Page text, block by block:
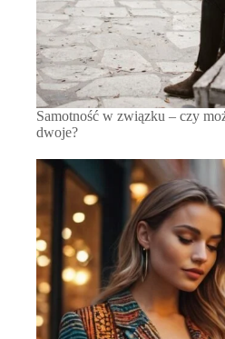
Samotność w związku – czy
dwoje?